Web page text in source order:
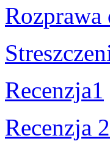
Rozprawa
Recenzja1
Recenzja 2